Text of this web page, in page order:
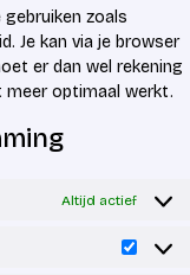
zoals
Je kan via je browser
er dan wel rekening
meer optimaal werkt.
Altijd actief